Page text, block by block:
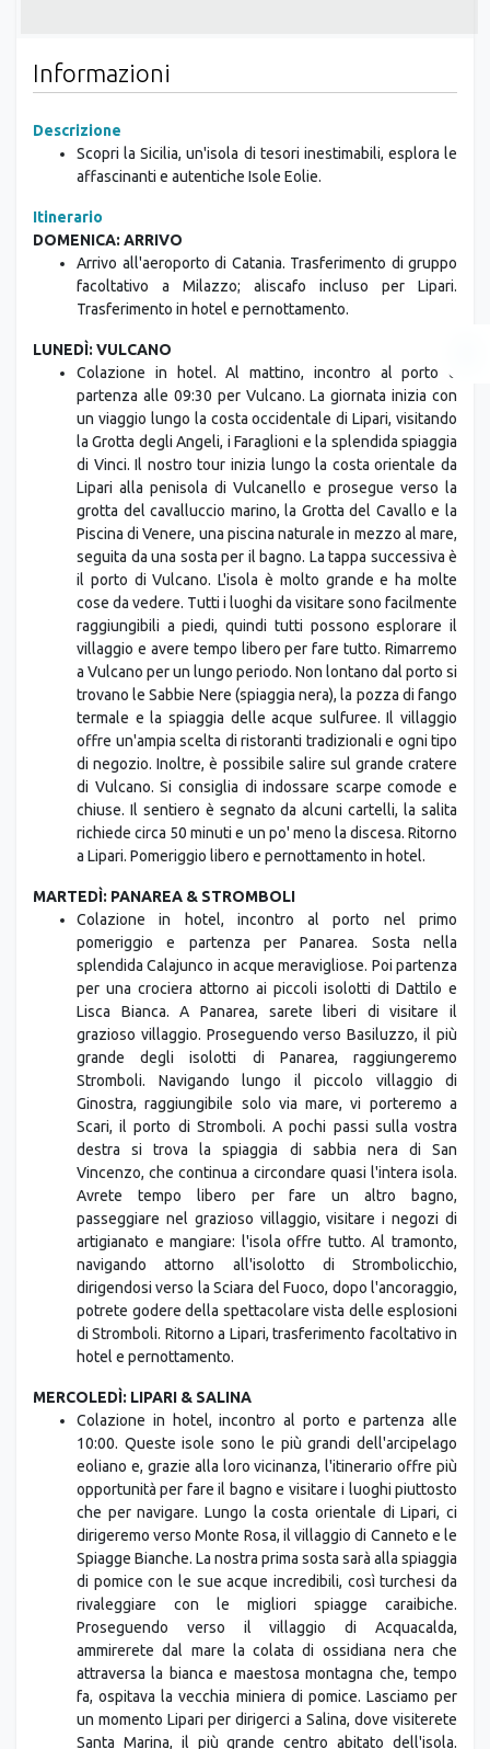
Informazioni
Descrizione
Scopri la Sicilia, un'isola di tesori inestimabili, esplora le
affascinanti e autentiche Isole Eolie.
Itinerario
DOMENICA: ARRIVO
Arrivo all'aeroporto di Catania. Trasferimento di gruppo
facoltativo a Milazzo; aliscafo incluso per Lipari.
Trasferimento in hotel e pernottamento.
LUNEDÌ: VULCANO
Colazione in hotel. Al mattino, incontro al porto e
partenza alle 09:30 per Vulcano. La giornata inizia con
un viaggio lungo la costa occidentale di Lipari, visitando
la Grotta degli Angeli, i Faraglioni e la splendida spiaggia
di Vinci. Il nostro tour inizia lungo la costa orientale da
Lipari alla penisola di Vulcanello e prosegue verso la
grotta del cavalluccio marino, la Grotta del Cavallo e la
Piscina di Venere, una piscina naturale in mezzo al mare,
seguita da una sosta per il bagno. La tappa successiva è
il porto di Vulcano. L'isola è molto grande e ha molte
cose da vedere. Tutti i luoghi da visitare sono facilmente
raggiungibili a piedi, quindi tutti possono esplorare il
villaggio e avere tempo libero per fare tutto. Rimarremo
a Vulcano per un lungo periodo. Non lontano dal porto si
trovano le Sabbie Nere (spiaggia nera), la pozza di fango
termale e la spiaggia delle acque sulfuree. Il villaggio
offre un'ampia scelta di ristoranti tradizionali e ogni tipo
di negozio. Inoltre, è possibile salire sul grande cratere
di Vulcano. Si consiglia di indossare scarpe comode e
chiuse. Il sentiero è segnato da alcuni cartelli, la salita
richiede circa 50 minuti e un po' meno la discesa. Ritorno
a Lipari. Pomeriggio libero e pernottamento in hotel.
MARTEDÌ: PANAREA & STROMBOLI
Colazione in hotel, incontro al porto nel primo
pomeriggio e partenza per Panarea. Sosta nella
splendida Calajunco in acque meravigliose. Poi partenza
per una crociera attorno ai piccoli isolotti di Dattilo e
Lisca Bianca. A Panarea, sarete liberi di visitare il
grazioso villaggio. Proseguendo verso Basiluzzo, il più
grande degli isolotti di Panarea, raggiungeremo
Stromboli. Navigando lungo il piccolo villaggio di
Ginostra, raggiungibile solo via mare, vi porteremo a
Scari, il porto di Stromboli. A pochi passi sulla vostra
destra si trova la spiaggia di sabbia nera di San
Vincenzo, che continua a circondare quasi l'intera isola.
Avrete tempo libero per fare un altro bagno,
passeggiare nel grazioso villaggio, visitare i negozi di
artigianato e mangiare: l'isola offre tutto. Al tramonto,
navigando attorno all'isolotto di Strombolicchio,
dirigendosi verso la Sciara del Fuoco, dopo l'ancoraggio,
potrete godere della spettacolare vista delle esplosioni
di Stromboli. Ritorno a Lipari, trasferimento facoltativo in
hotel e pernottamento.
MERCOLEDÌ: LIPARI & SALINA
Colazione in hotel, incontro al porto e partenza alle
10:00. Queste isole sono le più grandi dell'arcipelago
eoliano e, grazie alla loro vicinanza, l'itinerario offre più
opportunità per fare il bagno e visitare i luoghi piuttosto
che per navigare. Lungo la costa orientale di Lipari, ci
dirigeremo verso Monte Rosa, il villaggio di Canneto e le
Spiagge Bianche. La nostra prima sosta sarà alla spiaggia
di pomice con le sue acque incredibili, così turchesi da
rivaleggiare con le migliori spiagge caraibiche.
Proseguendo verso il villaggio di Acquacalda,
ammirerete dal mare la colata di ossidiana nera che
attraversa la bianca e maestosa montagna che, tempo
fa, ospitava la vecchia miniera di pomice. Lasciamo per
un momento Lipari per dirigerci a Salina, dove visiterete
Santa Marina, il più grande centro abitato dell'isola.